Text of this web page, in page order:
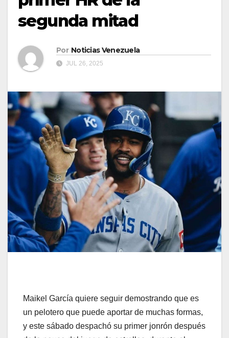
segunda mitad
Por Noticias Venezuela
JUL 26, 2025
Maikel García quiere seguir demostrando que es
un pelotero que puede aportar de muchas formas,
y este sábado despachó su primer jonrón después